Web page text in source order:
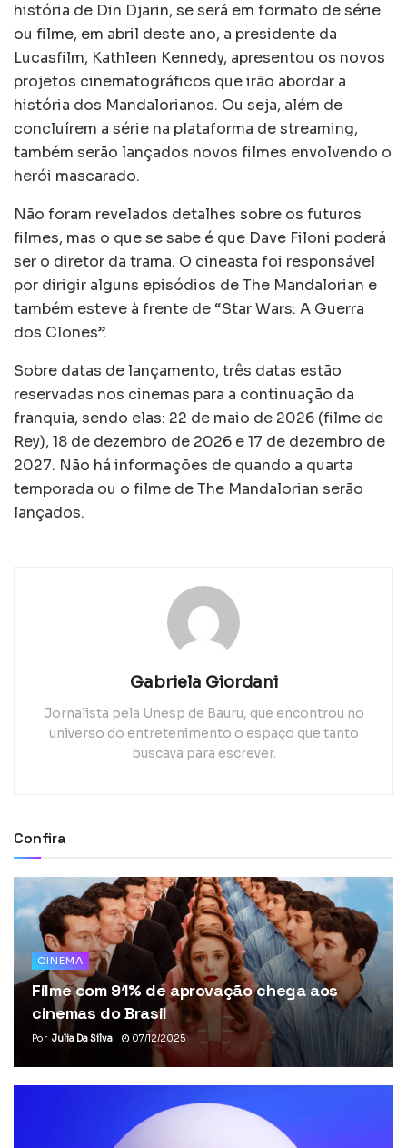
história de Din Djarin, se será em formato de série
ou filme, em abril deste ano, a presidente da
Lucasfilm, Kathleen Kennedy, apresentou os novos
projetos cinematográficos que irão abordar a
história dos Mandalorianos. Ou seja, além de
concluírem a série na plataforma de streaming,
também serão lançados novos filmes envolvendo o
herói mascarado.
Não foram revelados detalhes sobre os futuros
filmes, mas o que se sabe é que Dave Filoni poderá
ser o diretor da trama. O cineasta foi responsável
por dirigir alguns episódios de The Mandalorian e
também esteve à frente de “Star Wars: A Guerra
dos Clones”.
Sobre datas de lançamento, três datas estão
reservadas nos cinemas para a continuação da
franquia, sendo elas: 22 de maio de 2026 (filme de
Rey), 18 de dezembro de 2026 e 17 de dezembro de
2027. Não há informações de quando a quarta
temporada ou o filme de The Mandalorian serão
lançados.
Gabriela Giordani
Jornalista pela Unesp de Bauru, que encontrou no
universo do entretenimento o espaço que tanto
buscava para escrever.
Confira
CINEMA
Filme com 91% de aprovação chega aos
cinemas do Brasil
Por Julia Da Silva 07/12/2025